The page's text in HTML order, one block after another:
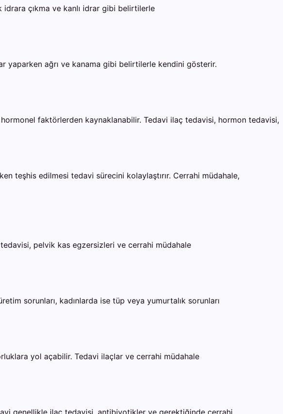
idrara çıkma ve kanlı idrar gibi belirtilerle
yaparken ağrı ve kanama gibi belirtilerle kendini gösterir.
faktörlerden kaynaklanabilir. Tedavi ilaç tedavisi, hormon tedavisi,
teşhis edilmesi tedavi sürecini kolaylaştırır. Cerrahi müdahale,
tedavisi, pelvik kas egzersizleri ve cerrahi müdahale
sorunları, kadınlarda ise tüp veya yumurtalık sorunları
yol açabilir. Tedavi ilaçlar ve cerrahi müdahale